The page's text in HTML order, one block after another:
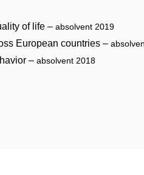
of life – absolvent 2019
European countries –
– absolvent 2018